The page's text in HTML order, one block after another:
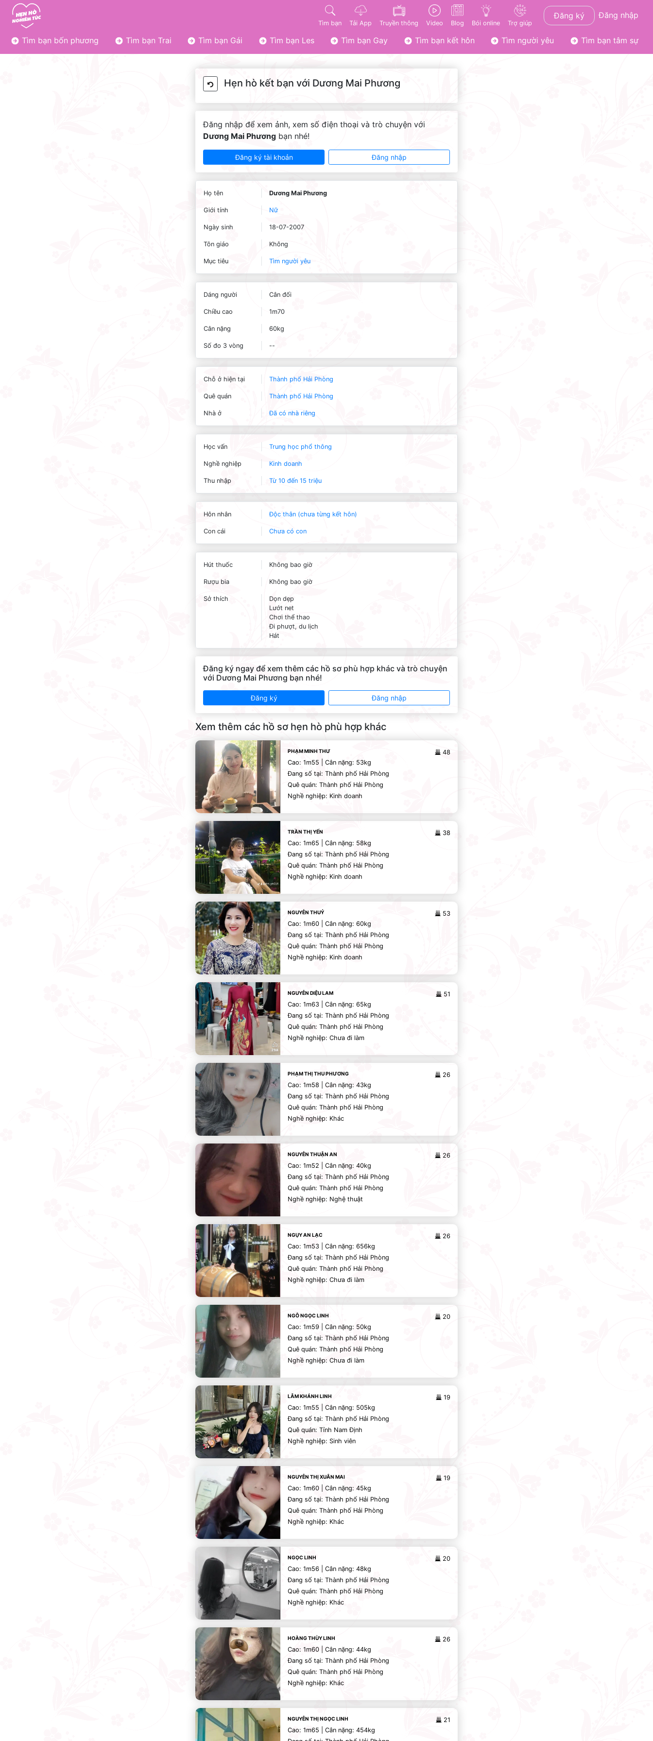
Tìm bạn Tải App Truyền thông Video Blog Bói online Trợ giúp
Đăng ký Đăng nhập
Tìm bạn bốn phương Tìm bạn Trai Tìm bạn Gái Tìm bạn Les Tìm bạn Gay Tìm bạn kết hôn Tìm người yêu Tìm bạn tâm sự
Hẹn hò kết bạn với Dương Mai Phương
Đăng nhập để xem ảnh, xem số điện thoại và trò chuyện với
Dương Mai Phương bạn nhé!
Đăng ký tài khoản Đăng nhập
Họ tên Dương Mai Phương
Giới tính Nữ
Ngày sinh 18-07-2007
Tôn giáo Không
Mục tiêu Tìm người yêu
Dáng người Cân đối
Chiều cao 1m70
Cân nặng 60kg
Số đo 3 vòng --
Chỗ ở hiện tại Thành phố Hải Phòng
Quê quán Thành phố Hải Phòng
Nhà ở Đã có nhà riêng
Học vấn Trung học phổ thông
Nghề nghiệp Kinh doanh
Thu nhập Từ 10 đến 15 triệu
Hôn nhân Độc thân (chưa từng kết hôn)
Con cái Chưa có con
Hút thuốc Không bao giờ
Rượu bia Không bao giờ
Sở thích
Dọn dẹp
Lướt net
Chơi thể thao
Đi phượt, du lịch
Hát
Đăng ký ngay để xem thêm các hồ sơ phù hợp khác và trò chuyện
với Dương Mai Phương bạn nhé!
Đăng ký Đăng nhập
Xem thêm các hồ sơ hẹn hò phù hợp khác
48
PHẠM MINH THƯ
Cao: 1m55 | Cân nặng: 53kg
Đang số tại: Thành phố Hải Phòng
Quê quán: Thành phố Hải Phòng
Nghề nghiệp: Kinh doanh
38
TRẦN THỊ YẾN
Cao: 1m65 | Cân nặng: 58kg
Đang số tại: Thành phố Hải Phòng
Quê quán: Thành phố Hải Phòng
Nghề nghiệp: Kinh doanh
53
NGUYỄN THUỶ
Cao: 1m60 | Cân nặng: 60kg
Đang số tại: Thành phố Hải Phòng
Quê quán: Thành phố Hải Phòng
Nghề nghiệp: Kinh doanh
51
NGUYỄN DIỆU LAM
Cao: 1m63 | Cân nặng: 65kg
Đang số tại: Thành phố Hải Phòng
Quê quán: Thành phố Hải Phòng
Nghề nghiệp: Chưa đi làm
26
PHẠM THỊ THU PHƯƠNG
Cao: 1m58 | Cân nặng: 43kg
Đang số tại: Thành phố Hải Phòng
Quê quán: Thành phố Hải Phòng
Nghề nghiệp: Khác
26
NGUYỄN THUẬN AN
Cao: 1m52 | Cân nặng: 40kg
Đang số tại: Thành phố Hải Phòng
Quê quán: Thành phố Hải Phòng
Nghề nghiệp: Nghệ thuật
26
NGỤY AN LẠC
Cao: 1m53 | Cân nặng: 656kg
Đang số tại: Thành phố Hải Phòng
Quê quán: Thành phố Hải Phòng
Nghề nghiệp: Chưa đi làm
20
NGÔ NGỌC LINH
Cao: 1m59 | Cân nặng: 50kg
Đang số tại: Thành phố Hải Phòng
Quê quán: Thành phố Hải Phòng
Nghề nghiệp: Chưa đi làm
19
LÂM KHÁNH LINH
Cao: 1m55 | Cân nặng: 505kg
Đang số tại: Thành phố Hải Phòng
Quê quán: Tỉnh Nam Định
Nghề nghiệp: Sinh viên
19
NGUYỄN THỊ XUÂN MAI
Cao: 1m60 | Cân nặng: 45kg
Đang số tại: Thành phố Hải Phòng
Quê quán: Thành phố Hải Phòng
Nghề nghiệp: Khác
20
NGỌC LINH
Cao: 1m56 | Cân nặng: 48kg
Đang số tại: Thành phố Hải Phòng
Quê quán: Thành phố Hải Phòng
Nghề nghiệp: Khác
26
HOÀNG THÙY LINH
Cao: 1m60 | Cân nặng: 44kg
Đang số tại: Thành phố Hải Phòng
Quê quán: Thành phố Hải Phòng
Nghề nghiệp: Khác
21
NGUYỄN THỊ NGỌC LINH
Cao: 1m65 | Cân nặng: 454kg